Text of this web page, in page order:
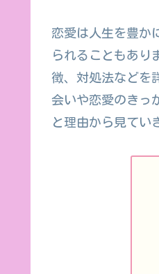
恋愛は人生を豊か
られることもあ
徴、対処法などを
会いや恋愛のきっ
と理由から見てい